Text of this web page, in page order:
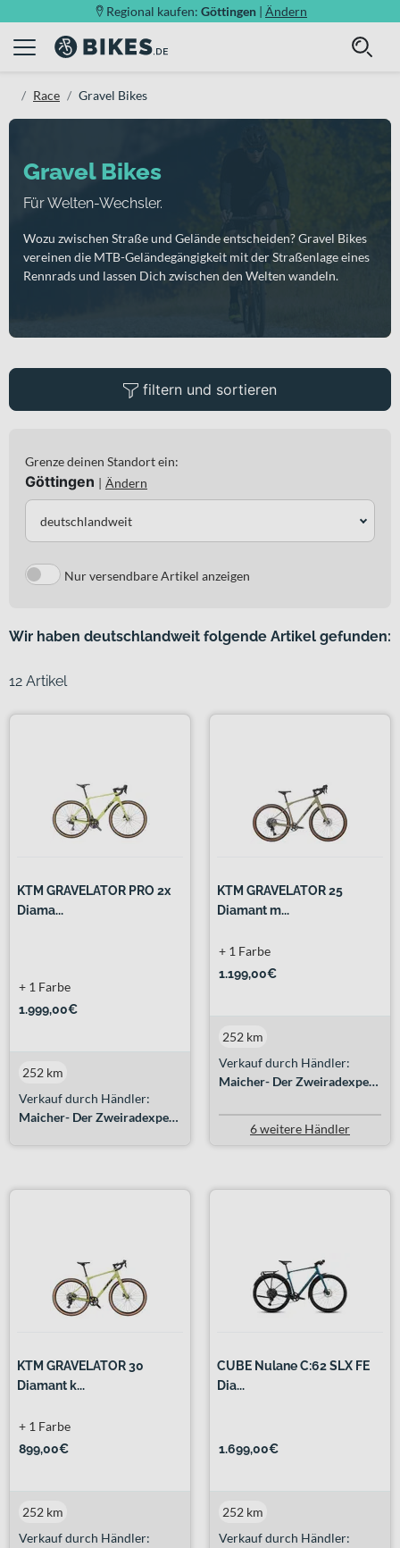
Regional kaufen: Göttingen | Ändern
Race Gravel Bikes
Gravel Bikes
Für Welten-Wechsler.
Wozu zwischen Straße und Gelände entscheiden? Gravel Bikes
vereinen die MTB-Geländegängigkeit mit der Straßenlage eines
Rennrads und lassen Dich zwischen den Welten wandeln.
filtern und sortieren
Grenze deinen Standort ein:
Göttingen | Ändern
deutschlandweit
Nur versendbare Artikel anzeigen
Wir haben deutschlandweit folgende Artikel gefunden:
12 Artikel
KTM GRAVELATOR PRO 2x
Diama...
1.999,00€
+ 1 Farbe
Verkauf durch Händler:
Maicher- Der Zweiradexperte GmbH
252 km
KTM GRAVELATOR 25
Diamant m...
1.199,00€
+ 1 Farbe
Verkauf durch Händler:
Maicher- Der Zweiradexperte GmbH
252 km
6 weitere Händler
KTM GRAVELATOR 30
Diamant k...
899,00€
+ 1 Farbe
Verkauf durch Händler:
252 km
CUBE Nulane C:62 SLX FE
Dia...
1.699,00€
Verkauf durch Händler:
252 km